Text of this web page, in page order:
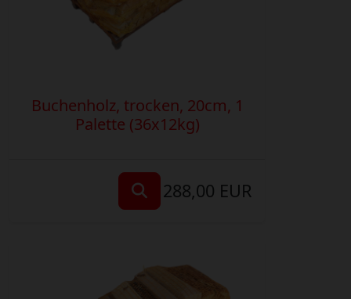
Buchenholz, trocken, 20cm, 1
Palette (36x12kg)
288,00 EUR